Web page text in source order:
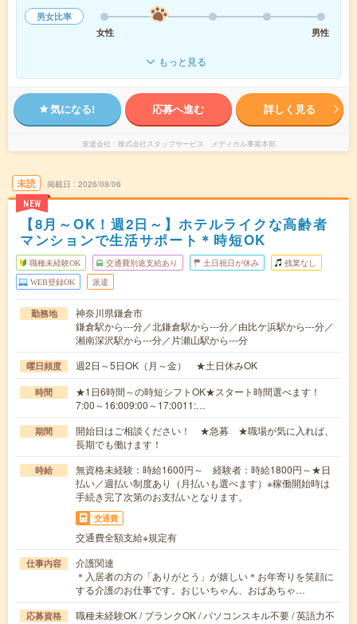
男女比率
女性
男性
もっと見る
気になる! 応募へ進む 詳しく見る
派遣会社 株式会社スタッフサービス メディカル事業本部
未読
NEW
掲載日 2026/08/06
【8月～OK！週2日～】ホテルライクな高齢者
マンションで生活サポート＊時短OK
職種未経験OK 交通費別途支給あり 土日祝日が休み 残業なし
WEB登録OK 派遣
勤務地
神奈川県鎌倉市
鎌倉駅から---分／北鎌倉駅から---分／由比ケ浜駅から---分／
湘南深沢駅から---分／片瀬山駅から---分
曜日頻度 週2日～5日OK（月～金） ★土日休みOK
時間
★1日6時間～の時短シフトOK★スタート時間選べます！
7:00～16:009:00～17:0011:…
期間
開始日はご相談ください！ ★急募 ★職場が気に入れば、
長期でも働けます！
時給
無資格未経験：時給1600円～ 経験者：時給1800円～★日
払い／週払い制度あり（月払いも選べます）※稼働開始時は
手続き完了次第のお支払いとなります。
交通費
交通費全額支給※規定有
仕事内容
介護関連
＊入居者の方の「ありがとう」が嬉しい＊お年寄りを笑顔に
する介護のお仕事です。おじいちゃん、おばあちゃ…
応募資格
職種未経験OK / ブランクOK / パソコンスキル不要 / 英語力不